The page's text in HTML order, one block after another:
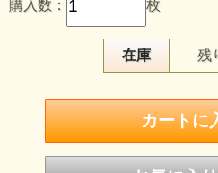
購入数： 枚
在庫 残